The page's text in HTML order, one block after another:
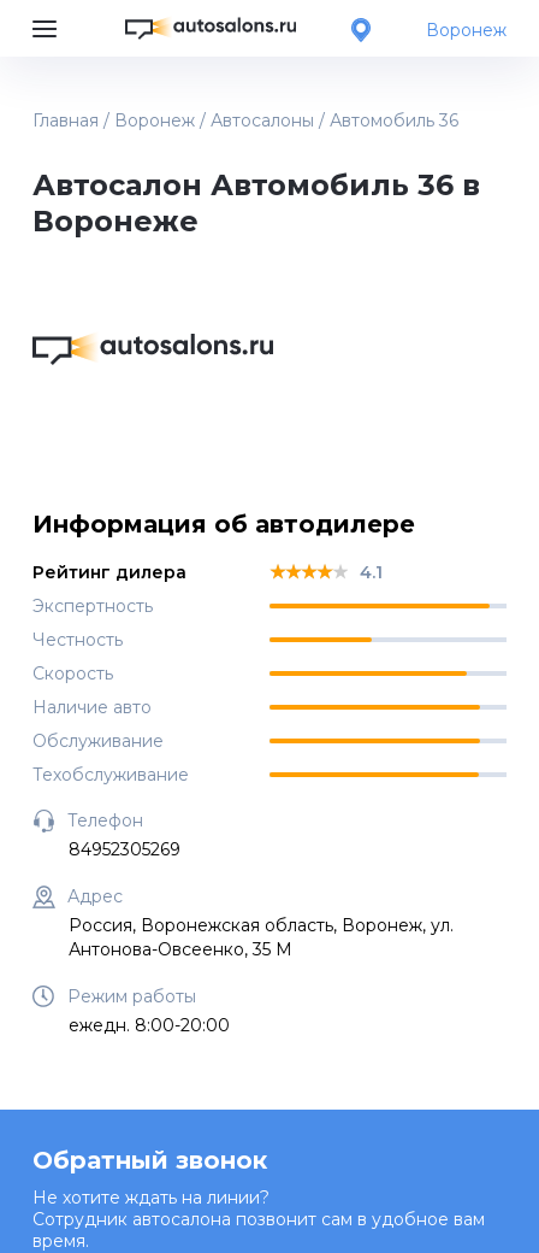
Главная / Воронеж / Автосалоны / Автомобиль 36
Воронеж
Автосалон Автомобиль 36 в
Воронеже
Информация об автодилере
Рейтинг дилера ★★★★★
★★★★★
★★★★★ 4.1
Экспертность
Честность
Скорость
Наличие авто
Обслуживание
Техобслуживание
Телефон
84952305269
Адрес
Россия, Воронежская область, Воронеж, ул.
Антонова-Овсеенко, 35 М
Режим работы
ежедн. 8:00-20:00
Обратный звонок
Не хотите ждать на линии?
Сотрудник автосалона позвонит сам в удобное вам
время.